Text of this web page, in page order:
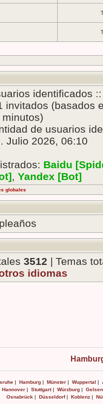
identificados
invitados (basados
de usuarios
Julio 2026, 06:10
Baidu
, Yandex [Bot]
globales
3512 | Temas
idiomas
| Hamburg | Münster | Wuppertal |
Hannover| Stuttgart| Würzburg|
Osnabrück | Düsseldorf| Koblenz|